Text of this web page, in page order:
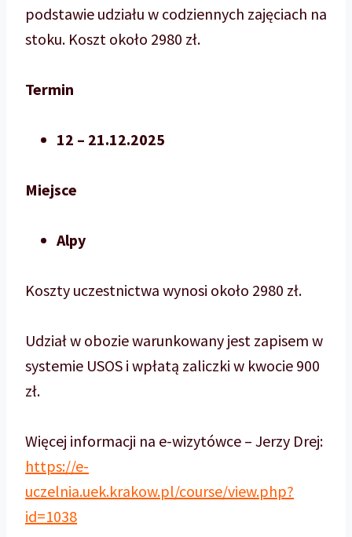
podstawie udziału w codziennych zajęciach na
stoku. Koszt około 2980 zł.
Termin
12 – 21.12.2025
Miejsce
Alpy
Koszty uczestnictwa wynosi około 2980 zł.
Udział w obozie warunkowany jest zapisem w
systemie USOS i wpłatą zaliczki w kwocie 900
zł.
Więcej informacji na e-wizytówce – Jerzy Drej:
https://e-
uczelnia.uek.krakow.pl/course/view.php?
id=1038